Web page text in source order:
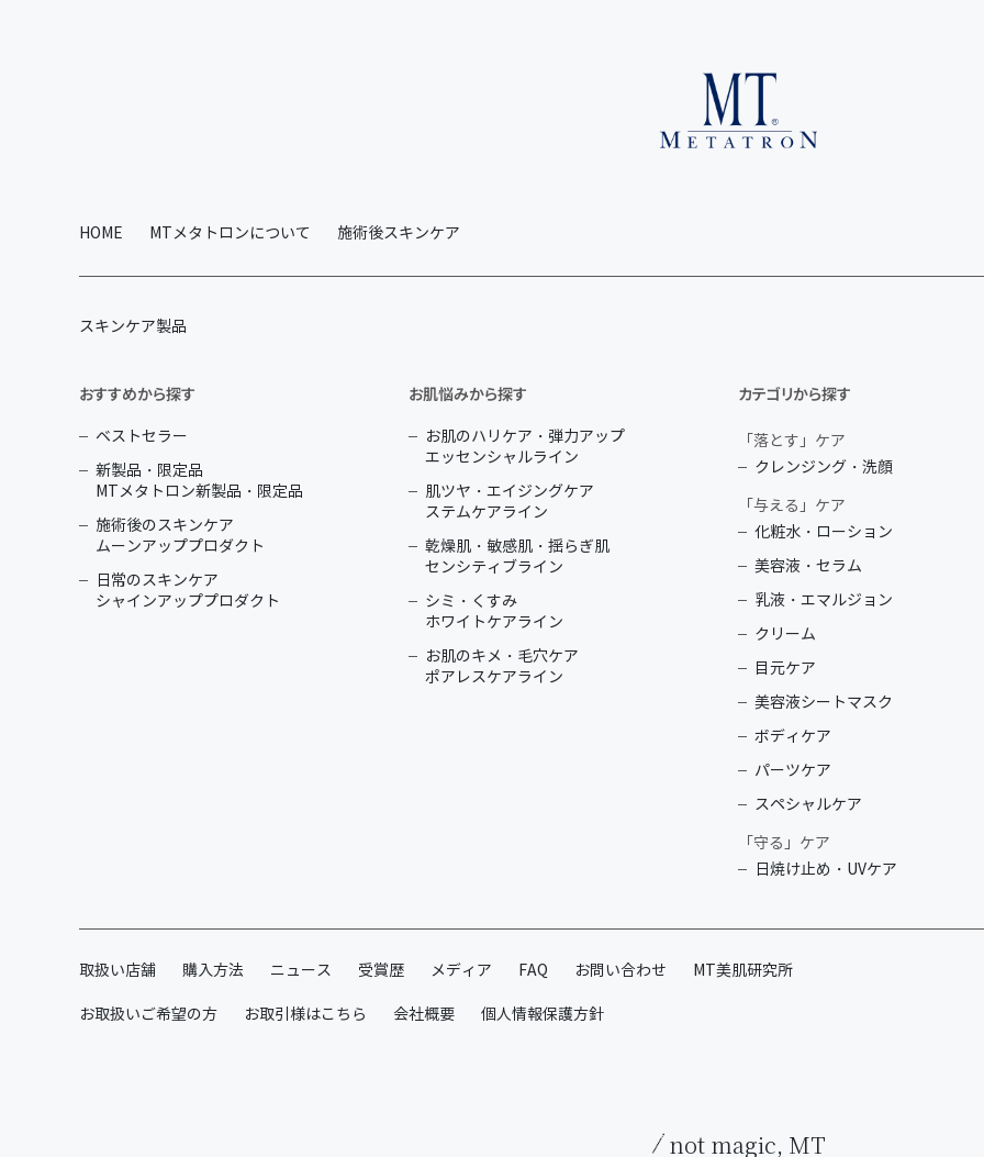
HOME MTメタトロンについて 施術後スキンケア
スキンケア製品
おすすめから探す
ベストセラー
新製品・限定品
MTメタトロン新製品・限定品
施術後のスキンケア
ムーンアッププロダクト
日常のスキンケア
シャインアッププロダクト
お肌悩みから探す
お肌のハリケア・弾力アップ
エッセンシャルライン
肌ツヤ・エイジングケア
ステムケアライン
乾燥肌・敏感肌・揺らぎ肌
センシティブライン
シミ・くすみ
ホワイトケアライン
お肌のキメ・毛穴ケア
ポアレスケアライン
カテゴリから探す
「落とす」ケア
クレンジング・洗顔
「与える」ケア
化粧水・ローション
美容液・セラム
乳液・エマルジョン
クリーム
目元ケア
美容液シートマスク
ボディケア
パーツケア
スペシャルケア
「守る」ケア
日焼け止め・UVケア
取扱い店舗 購入方法 ニュース 受賞歴 メディア FAQ お問い合わせ MT美肌研究所
お取扱いご希望の方 お取引様はこちら 会社概要 個人情報保護方針
not magic, MT